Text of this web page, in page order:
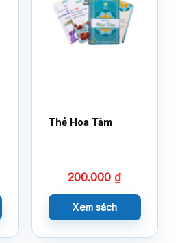
Thẻ Hoa Tâm
200.000₫
Xem sách